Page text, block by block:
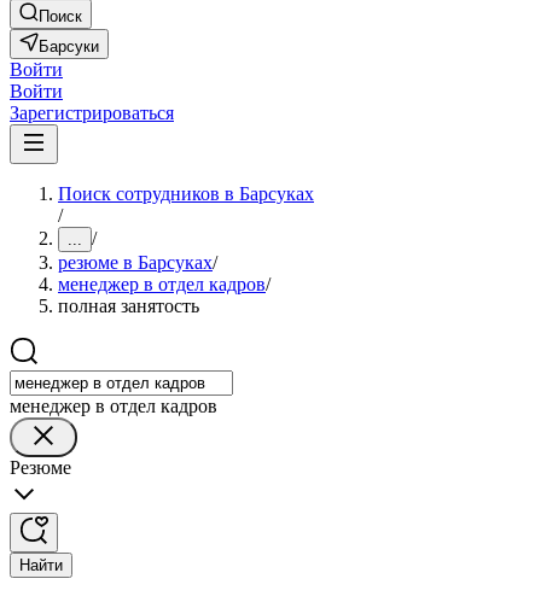
Поиск
Барсуки
Войти
Войти
Зарегистрироваться
Поиск сотрудников в Барсуках
/
... /
резюме в Барсуках/
менеджер в отдел кадров/
полная занятость
менеджер в отдел кадров
Резюме
Найти